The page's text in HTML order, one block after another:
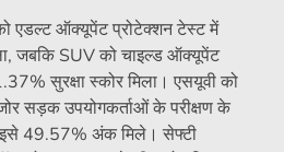
एडल्ट ऑक्यूपेंट प्रोटेक्शन टेस्ट में
जबकि SUV को चाइल्ड ऑक्यूपेंट
सुरक्षा स्कोर मिला। एसयूवी को
सड़क उपयोगकर्ताओं के परीक्षण के
इसे 49.57% अंक मिले। सेफ्टी